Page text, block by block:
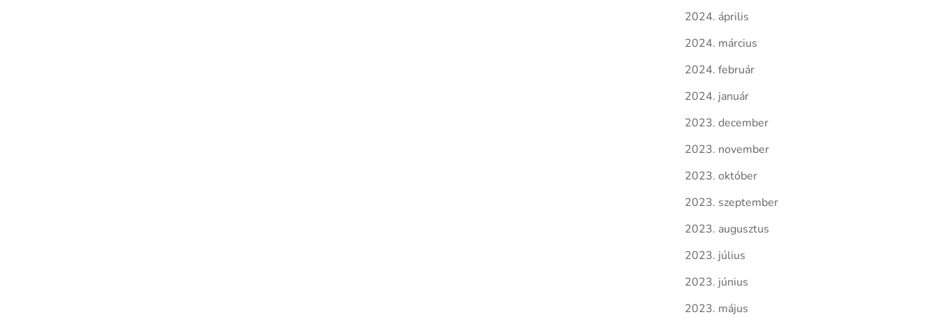
2024. április
2024. március
2024. február
2024. január
2023. december
2023. november
2023. október
2023. szeptember
2023. augusztus
2023. július
2023. június
2023. május